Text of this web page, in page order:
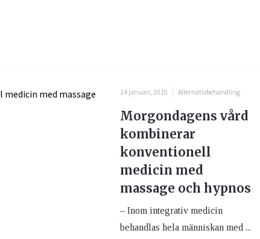
14 januari, 2015 Alternativbehandling
Morgondagens vård
kombinerar
konventionell
medicin med
massage och hypnos
– Inom integrativ medicin
behandlas hela människan med ...